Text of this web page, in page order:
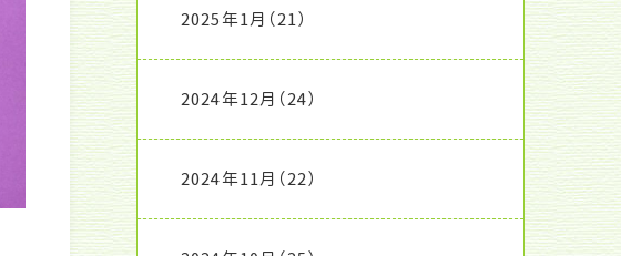
2025年1月 （21）
2024年12月 （24）
2024年11月 （22）